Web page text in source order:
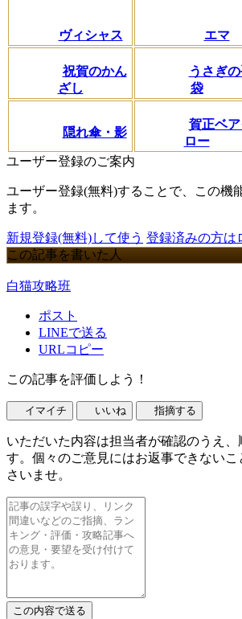
ヴィシャス エマ
祝賀のかん
ざし
うさぎ
袋
隠れ傘・影
賀正ベア
ロー
ユーザー登録のご案内
ユーザー登録(無料)することで、この機
ます。
新規登録(無料)して使う 登録済みの方は
この記事を書いた人
白猫攻略班
ポスト
LINEで送る
URLコピー
この記事を評価しよう！
イマイチ いいね 指摘する
いただいた内容は担当者が確認のうえ、
す。個々のご意見にはお返事できない
さいませ。